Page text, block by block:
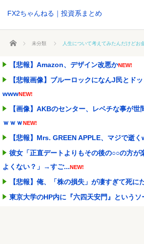
FX2ちゃんねる｜投資系まとめ
ホーム 未分類 人生について考えてみたんだけどお
【悲報】Amazon、デザイン改悪かNEW!
【悲報画像】ブルーロックになんJ民とド
wwwNEW!
【画像】AKBのセンター、レベチな事が世
ｗｗｗNEW!
【悲報】Mrs. GREEN APPLE、マジで逝
彼女「正直デートよりもその後の○○の方が
よくない？」→すご...NEW!
【悲報】俺、「株の損失」が凄すぎて死に
東京大学のHP内に『六四天安門』という